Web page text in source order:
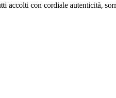
con cordiale autenticità,